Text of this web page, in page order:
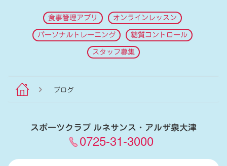
食事管理アプリ オンラインレッスン
パーソナルトレーニング 糖質コントロール
スタッフ募集
ブログ
スポーツクラブ ルネサンス・アルザ泉大津
0725-31-3000